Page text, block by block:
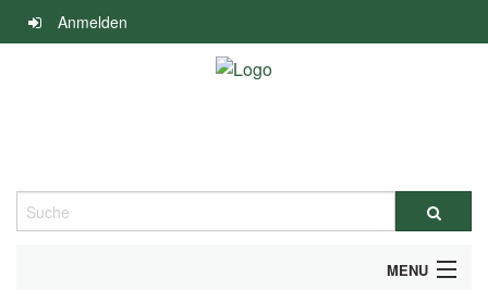
Navigation
überspringen
Anmelden
Suche
MENU